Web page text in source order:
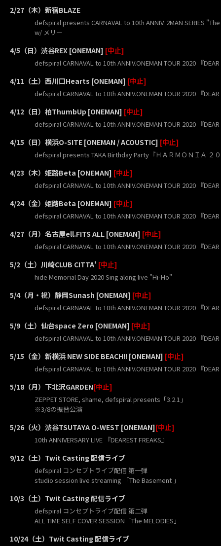
2/27（木）新宿BLAZE
defspiral presents CARNAVAL to 10th ANNIV. 2MAN SERIES "The
w/ メリー
4/5（日）渋谷REX [ONEMAN] [中止]
defspiral CARNAVAL to 10th ANNIV.ONEMAN TOUR 2020 『DEAR
4/11（土）西川口Hearts [ONEMAN] [中止]
defspiral CARNAVAL to 10th ANNIV.ONEMAN TOUR 2020 『DEAR
4/12（日）柏ThumbUp [ONEMAN] [中止]
defspiral CARNAVAL to 10th ANNIV.ONEMAN TOUR 2020 『DEAR
4/15（日）横浜O-SITE [ONEMAN / ACOUSTIC] [中止]
defspiral presents TAKA Birthday Party『ＨＡＲＭＯＮＩＡ ２
4/23（木）姫路Beta [ONEMAN] [中止]
defspiral CARNAVAL to 10th ANNIV.ONEMAN TOUR 2020 『DEAR
4/24（金）姫路Beta [ONEMAN] [中止]
defspiral CARNAVAL to 10th ANNIV.ONEMAN TOUR 2020 『DEAR
4/27（月）名古屋ell.FITS ALL [ONEMAN] [中止]
defspiral CARNAVAL to 10th ANNIV.ONEMAN TOUR 2020 『DEAR
5/2（土）川崎CLUB CITTA' [中止]
hide Memorial Day 2020 Sing along live "Hi-Ho"
5/4（月・祝）静岡Sunash [ONEMAN] [中止]
defspiral CARNAVAL to 10th ANNIV.ONEMAN TOUR 2020 『DEAR
5/9（土）仙台space Zero [ONEMAN] [中止]
defspiral CARNAVAL to 10th ANNIV.ONEMAN TOUR 2020 『DEAR
5/15（金）新横浜 NEW SIDE BEACH!! [ONEMAN] [中止]
defspiral CARNAVAL to 10th ANNIV.ONEMAN TOUR 2020 『DEAR
5/18（月）下北沢GARDEN[中止]
ZEPPET STORE, shame, defspiral presents「3.2.1」
※3/8の振替公演
5/26（火）渋谷TSUTAYA O-WEST [ONEMAN][中止]
10th ANNIVERSARY LIVE 『DEAREST FREAKS』
9/12（土）Twit Casting 配信ライブ
defspiral コンセプトライブ配信 第一弾
studio session live streaming 「The Basement 」
10/3（土）Twit Casting 配信ライブ
defspiral コンセプトライブ配信 第二弾
ALL TIME SELF COVER SESSION「The MELODIES」
10/24（土）Twit Casting 配信ライブ